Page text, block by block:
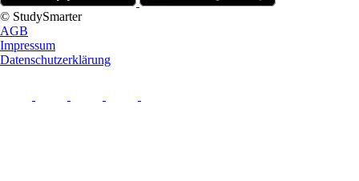
© StudySmarter
AGB
Impressum
Datenschutzerklärung